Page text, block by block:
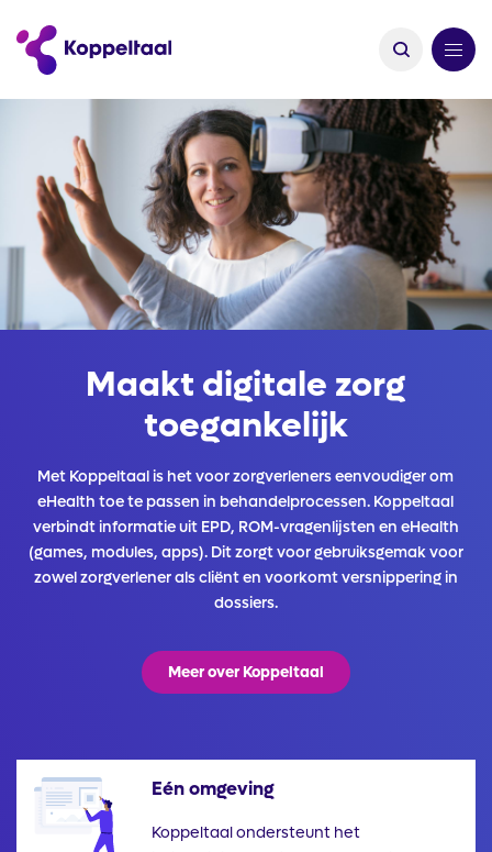
Maakt digitale zorg
toegankelijk
Met Koppeltaal is het voor zorgverleners eenvoudiger om
eHealth toe te passen in behandelprocessen. Koppeltaal
verbindt informatie uit EPD, ROM-vragenlijsten en eHealth
(games, modules, apps). Dit zorgt voor gebruiksgemak voor
zowel zorgverlener als cliënt en voorkomt versnippering in
dossiers.
Meer over Koppeltaal
Illustratie Eén omgeving
Koppeltaal ondersteunt het